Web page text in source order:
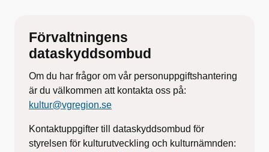
Förvaltningens
dataskyddsombud
Om du har frågor om vår personuppgiftshantering
är du välkommen att kontakta oss på:
kultur@vgregion.se
Kontaktuppgifter till dataskyddsombud för
styrelsen för kulturutveckling och kulturnämnden: